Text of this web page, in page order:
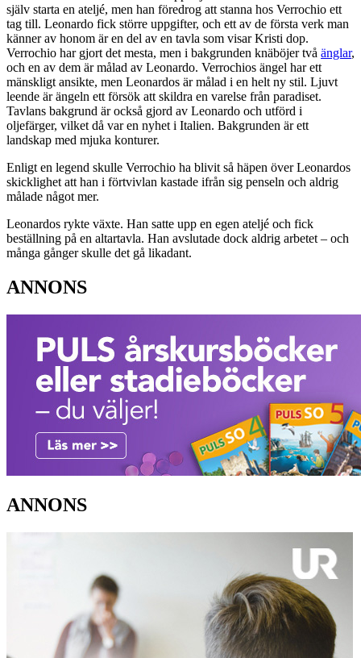
själv starta en ateljé, men han föredrog att stanna hos Verrochio ett
tag till. Leonardo fick större uppgifter, och ett av de första verk man
känner av honom är en del av en tavla som visar Kristi dop.
Verrochio har gjort det mesta, men i bakgrunden knäböjer två änglar,
och en av dem är målad av Leonardo. Verrochios ängel har ett
mänskligt ansikte, men Leonardos är målad i en helt ny stil. Ljuvt
leende är ängeln ett försök att skildra en varelse från paradiset.
Tavlans bakgrund är också gjord av Leonardo och utförd i
oljefärger, vilket då var en nyhet i Italien. Bakgrunden är ett
landskap med mjuka konturer.
Enligt en legend skulle Verrochio ha blivit så häpen över Leonardos
skicklighet att han i förtvivlan kastade ifrån sig penseln och aldrig
målade något mer.
Leonardos rykte växte. Han satte upp en egen ateljé och fick
beställning på en altartavla. Han avslutade dock aldrig arbetet – och
många gånger skulle det gå likadant.
ANNONS
ANNONS